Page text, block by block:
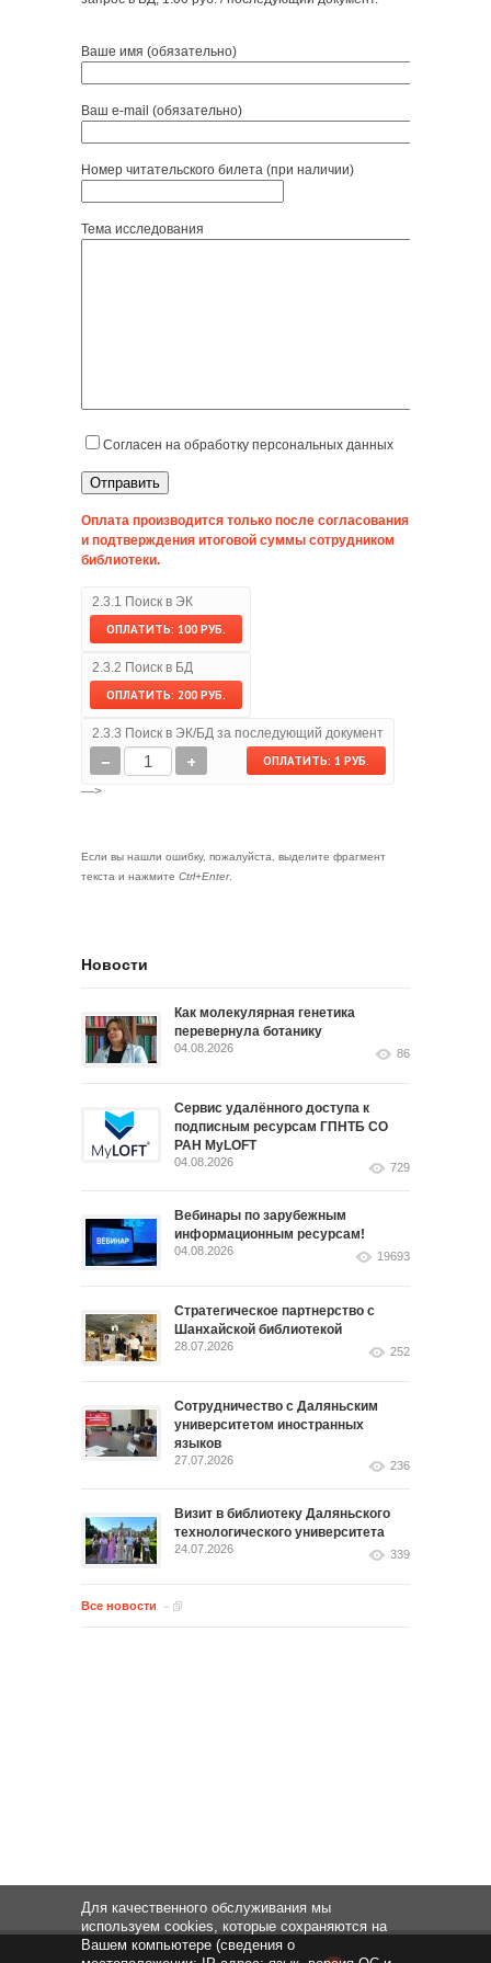
Ваше имя (обязательно)
Ваш e-mail (обязательно)
Номер читательского билета (при наличии)
Тема исследования
Согласен на обработку персональных данных
Оплата производится только после согласования
и подтверждения итоговой суммы сотрудником
библиотеки.
2.3.1 Поиск в ЭК
2.3.2 Поиск в БД
2.3.3 Поиск в ЭК/БД за последующий документ
—>
Если вы нашли ошибку, пожалуйста, выделите фрагмент
текста и нажмите Ctrl+Enter.
Новости
Как молекулярная генетика
перевернула ботанику
04.08.2026 86
Сервис удалённого доступа к
подписным ресурсам ГПНТБ СО
РАН MyLOFT
04.08.2026 729
Вебинары по зарубежным
информационным ресурсам!
04.08.2026 19693
Стратегическое партнерство с
Шанхайской библиотекой
28.07.2026 252
Сотрудничество с Даляньским
университетом иностранных
языков
27.07.2026 236
Визит в библиотеку Даляньского
технологического университета
24.07.2026 339
Все новости
Для качественного обслуживания мы
используем cookies, которые сохраняются на
Вашем компьютере (сведения о